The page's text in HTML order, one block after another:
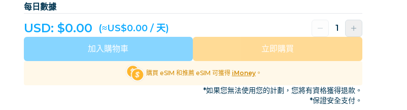
哥斯大黎加 象牙海岸 塞浦路斯
多米尼克
愛沙尼亞
探索所有目的地
每日數據
USD: $0.00 (≈US$0.00 / 天)
加入購物車 立即購買
購買 eSIM 和推薦 eSIM 可獲得 iMoney。
*如果您無法使用您的計劃，您將有資格獲得退款。
*保證安全支付。